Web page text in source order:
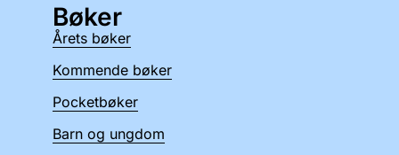
Bøker
Årets bøker
Kommende bøker
Pocketbøker
Barn og ungdom